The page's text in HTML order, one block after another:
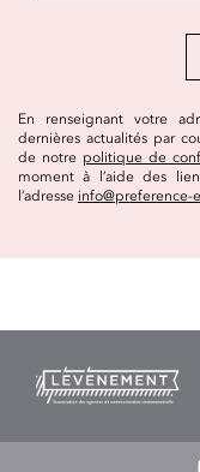
En renseignant votre
dernières actualités par
de notre politique de
moment à l’aide des
l’adresse info@preference-